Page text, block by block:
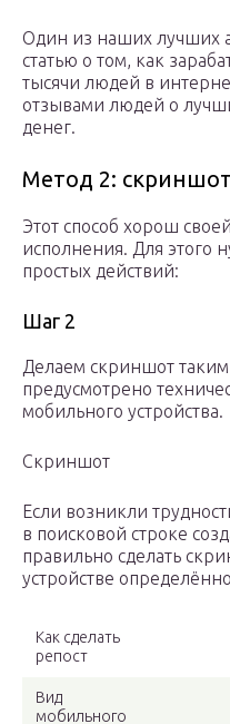
Один из наших лучших
статью о том, как
тысячи людей в
отзывами людей о
денег.
Метод 2: скриншот
Этот способ хорош
исполнения. Для этого
простых действий:
Шаг 2
Делаем скриншот таким
предусмотрено
мобильного устройства.
Скриншот
Если возникли
в поисковой строке
правильно сделать
устройстве
Как сделать
репост
Вид
мобильного